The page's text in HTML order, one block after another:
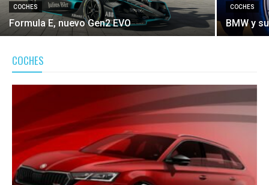
COCHES
Formula E, nuevo Gen2 EVO
COCHES
BMW y
COCHES